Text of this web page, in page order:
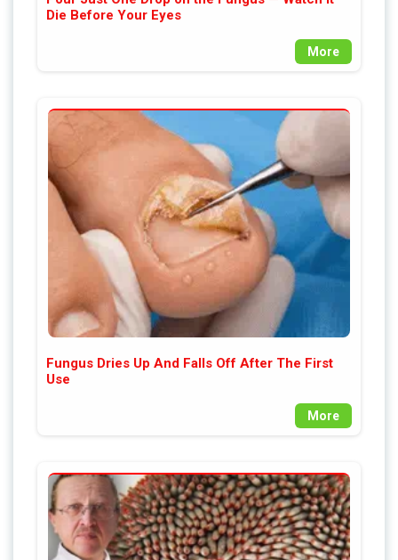
Die Before Your Eyes
More
Fungus Dries Up And Falls Off After The First
Use
More